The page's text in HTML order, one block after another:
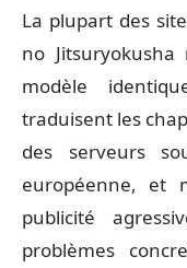
La plupart des
no
modèle
traduisent les
des serveurs
européenne, et
publicité
problèmes